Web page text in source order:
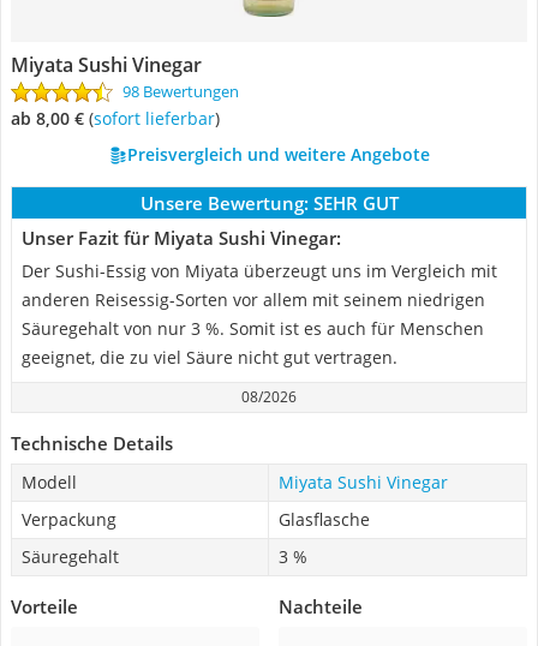
Miyata Sushi Vinegar
98 Bewertungen
ab 8,00 € ( Sofort lieferbar)
Preisvergleich und weitere Angebote
Unsere Bewertung: SEHR GUT
Unser Fazit für Miyata Sushi Vinegar:
Der Sushi-Essig von Miyata überzeugt uns im Vergleich mit
anderen Reisessig-Sorten vor allem mit seinem niedrigen
Säuregehalt von nur 3 %. Somit ist es auch für Menschen
geeignet, die zu viel Säure nicht gut vertragen.
08/2026
Technische Details
Modell
Miyata Sushi Vinegar
Verpackung
Glasflasche
Säuregehalt
3 %
Vorteile Nachteile